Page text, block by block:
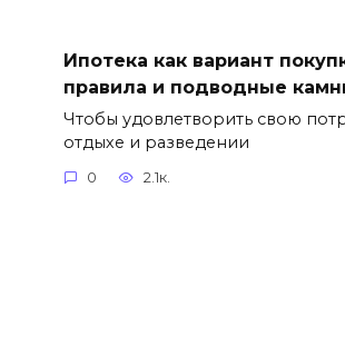
Ипотека как вариант
правила и подводные
Чтобы удовлетворить свою
отдыхе и разведении
0 2.1к.